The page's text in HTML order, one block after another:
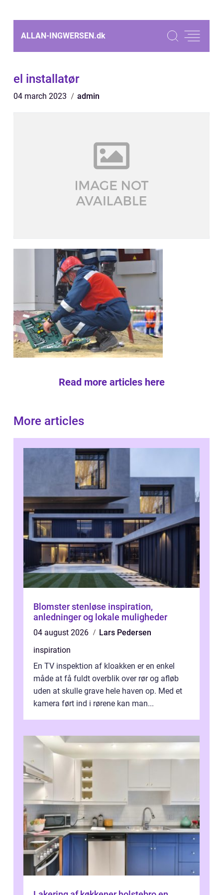
ALLAN-INGWERSEN.dk
el installatør
04 march 2023 admin
Read more articles here
More articles
Blomster stenløse inspiration,
anledninger og lokale muligheder
04 august 2026
Lars Pedersen
inspiration
En TV inspektion af kloakken er en enkel
måde at få fuldt overblik over rør og afløb
uden at skulle grave hele haven op. Med et
kamera ført ind i rørene kan man...